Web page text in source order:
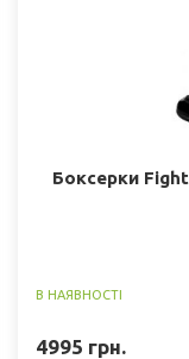
Боксерки
В НАЯВНОСТІ
4995 грн.